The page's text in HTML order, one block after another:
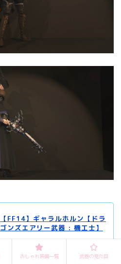
【FF14】ギャラルホルン【ドラ
ゴンズエアリー武器 : 機工士】
おしゃれ装備一覧 武器の見た目